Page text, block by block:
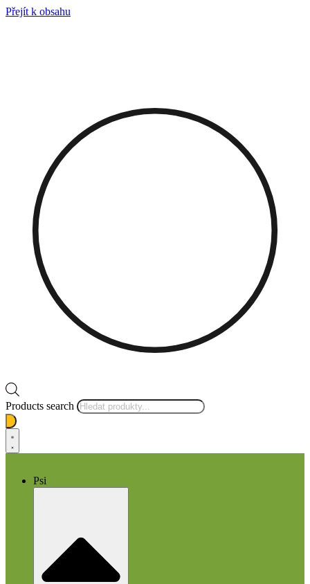
Přejít k obsahu
Products search
Psi